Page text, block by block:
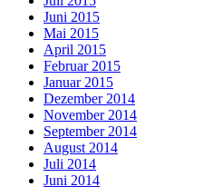
Juni 2015
Mai 2015
April 2015
Februar 2015
Januar 2015
Dezember 2014
November 2014
September 2014
August 2014
Juli 2014
Juni 2014